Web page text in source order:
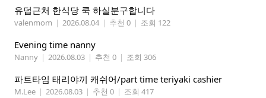
유덥근처 한식당 쿡 하실분구합니다
valenmom | 2026.08.04 | 추천 0 | 조회 122
Evening time nanny
Nanny | 2026.08.03 | 추천 0 | 조회 306
파트타임 태리야끼 캐쉬어/part time teriyaki cashier
M.Lee | 2026.08.03 | 추천 0 | 조회 417